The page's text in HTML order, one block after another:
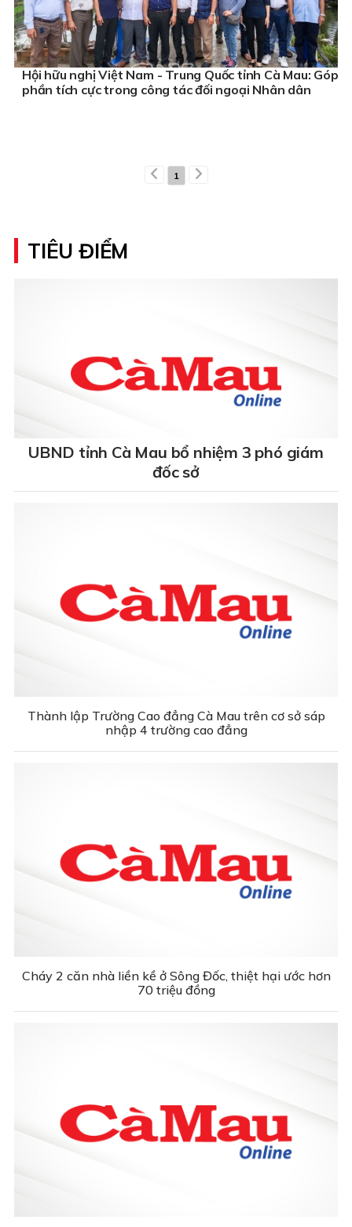
Hội hữu nghị Việt Nam - Trung Quốc tỉnh Cà Mau: Góp
phần tích cực trong công tác đối ngoại Nhân dân
1
TIÊU ĐIỂM
UBND tỉnh Cà Mau bổ nhiệm 3 phó giám
đốc sở
Thành lập Trường Cao đẳng Cà Mau trên cơ sở sáp
nhập 4 trường cao đẳng
Cháy 2 căn nhà liền kề ở Sông Đốc, thiệt hại ước hơn
70 triệu đồng